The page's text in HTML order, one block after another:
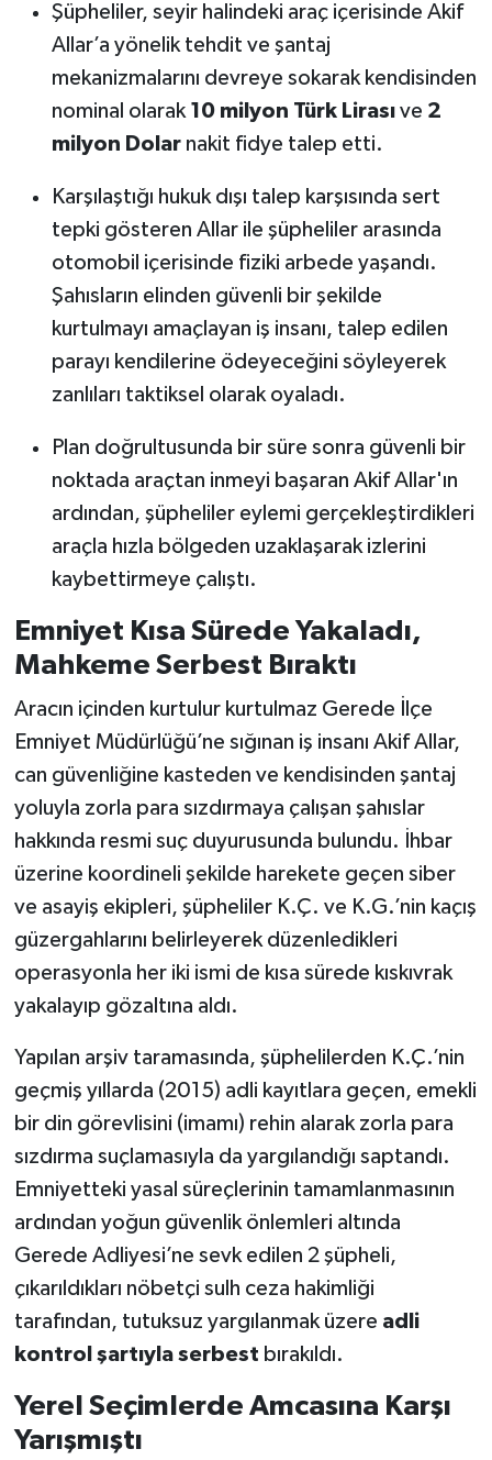
Şüpheliler, seyir halindeki araç içerisinde Akif
Allar’a yönelik tehdit ve şantaj
mekanizmalarını devreye sokarak kendisinden
nominal olarak 10 milyon Türk Lirasıve 2
milyon Dolarnakit fidye talep etti.
Karşılaştığı hukuk dışı talep karşısında sert
tepki gösteren Allar ile şüpheliler arasında
otomobil içerisinde fiziki arbede yaşandı.
Şahısların elinden güvenli bir şekilde
kurtulmayı amaçlayan iş insanı, talep edilen
parayı kendilerine ödeyeceğini söyleyerek
zanlıları taktiksel olarak oyaladı.
Plan doğrultusunda bir süre sonra güvenli bir
noktada araçtan inmeyi başaran Akif Allar'ın
ardından, şüpheliler eylemi gerçekleştirdikleri
araçla hızla bölgeden uzaklaşarak izlerini
kaybettirmeye çalıştı.
Emniyet Kısa Sürede Yakaladı,
Mahkeme Serbest Bıraktı
Aracın içinden kurtulur kurtulmaz Gerede İlçe
Emniyet Müdürlüğü’ne sığınan iş insanı Akif Allar,
can güvenliğine kasteden ve kendisinden şantaj
yoluyla zorla para sızdırmaya çalışan şahıslar
hakkında resmi suç duyurusunda bulundu. İhbar
üzerine koordineli şekilde harekete geçen siber
ve asayiş ekipleri, şüpheliler K.Ç. ve K.G.’nin kaçış
güzergahlarını belirleyerek düzenledikleri
operasyonla her iki ismi de kısa sürede kıskıvrak
yakalayıp gözaltına aldı.
Yapılan arşiv taramasında, şüphelilerden K.Ç.’nin
geçmiş yıllarda (2015) adli kayıtlara geçen, emekli
bir din görevlisini (imamı) rehin alarak zorla para
sızdırma suçlamasıyla da yargılandığı saptandı.
Emniyetteki yasal süreçlerinin tamamlanmasının
ardından yoğun güvenlik önlemleri altında
Gerede Adliyesi’ne sevk edilen 2 şüpheli,
çıkarıldıkları nöbetçi sulh ceza hakimliği
tarafından, tutuksuz yargılanmak üzere adli
kontrol şartıyla serbest bırakıldı.
Yerel Seçimlerde Amcasına Karşı
Yarışmıştı